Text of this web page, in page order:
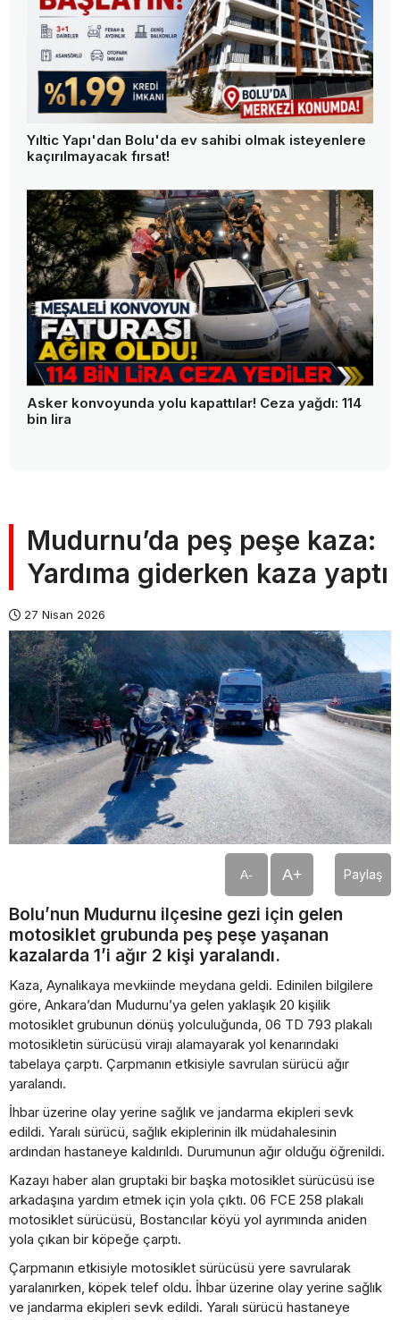
Yıltic Yapı'dan Bolu'da ev sahibi olmak isteyenlere
kaçırılmayacak fırsat!
Asker konvoyunda yolu kapattılar! Ceza yağdı: 114
bin lira
Mudurnu’da peş peşe kaza:
Yardıma giderken kaza yaptı
27 Nisan 2026
A- A+ Paylaş
Bolu’nun Mudurnu ilçesine gezi için gelen
motosiklet grubunda peş peşe yaşanan
kazalarda 1’i ağır 2 kişi yaralandı.
Kaza, Aynalıkaya mevkiinde meydana geldi. Edinilen bilgilere
göre, Ankara’dan Mudurnu’ya gelen yaklaşık 20 kişilik
motosiklet grubunun dönüş yolculuğunda, 06 TD 793 plakalı
motosikletin sürücüsü virajı alamayarak yol kenarındaki
tabelaya çarptı. Çarpmanın etkisiyle savrulan sürücü ağır
yaralandı.
İhbar üzerine olay yerine sağlık ve jandarma ekipleri sevk
edildi. Yaralı sürücü, sağlık ekiplerinin ilk müdahalesinin
ardından hastaneye kaldırıldı. Durumunun ağır olduğu öğrenildi.
Kazayı haber alan gruptaki bir başka motosiklet sürücüsü ise
arkadaşına yardım etmek için yola çıktı. 06 FCE 258 plakalı
motosiklet sürücüsü, Bostancılar köyü yol ayrımında aniden
yola çıkan bir köpeğe çarptı.
Çarpmanın etkisiyle motosiklet sürücüsü yere savrularak
yaralanırken, köpek telef oldu. İhbar üzerine olay yerine sağlık
ve jandarma ekipleri sevk edildi. Yaralı sürücü hastaneye